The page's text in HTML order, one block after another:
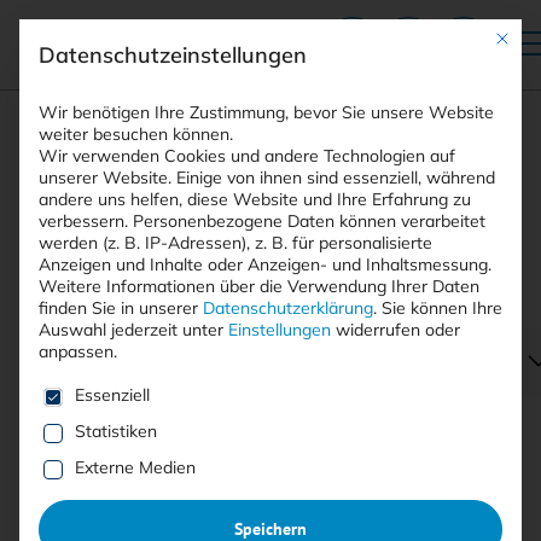
Suchfeld
Suchen
Breadcrumb-Navigation
STARTSEITE
PRINTAUSGABEN
TITELTHEMA: IDENTITY- UND …
WER NICHTS SAGT, BLEIBT STUMM
Inhaltsverzeichnis
Artikel kostenlos lesen
Mit
Datenschutzeinstellungen
Wir benötigen Ihre Zustimmung, bevor Sie unsere Website
weiter besuchen können.
Wir verwenden Cookies und andere Technologien auf
unserer Website. Einige von ihnen sind essenziell, während
andere uns helfen, diese Website und Ihre Erfahrung zu
verbessern. Personenbezogene Daten können verarbeitet
werden (z. B. IP-Adressen), z. B. für personalisierte
Anzeigen und Inhalte oder Anzeigen- und Inhaltsmessung.
Weitere Informationen über die Verwendung Ihrer Daten
finden Sie in unserer Datenschutzerklärung. Sie können Ihre
Auswahl jederzeit unter Einstellungen widerrufen oder
anpassen.
Es folgt eine Liste der Service-Gruppen, für die eine
Essenziell
Statistiken
Externe Medien
Speichern